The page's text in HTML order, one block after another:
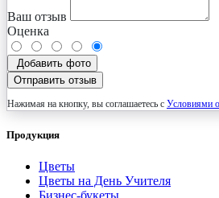
Ваш отзыв
Оценка
Добавить фото
Отправить отзыв
Нажимая на кнопку, вы соглашаетесь с Условиями
Продукция
Цветы
Цветы на День Учителя